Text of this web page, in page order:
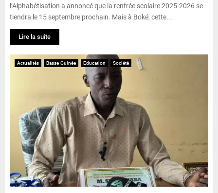
l’Alphabétisation a annoncé que la rentrée scolaire 2025-2026 se
tiendra le 15 septembre prochain. Mais à Boké, cette...
Lire la suite
Actualités Basse-Guinée Education Société